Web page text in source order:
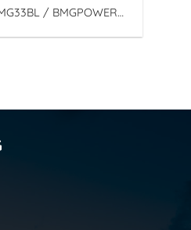
/ BMGPOWER
cơ Diezen